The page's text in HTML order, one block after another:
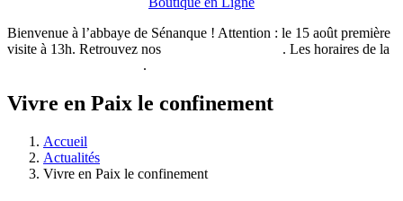
Bienvenue à l’abbaye de Sénanque ! Attention : le 15 août première
visite à 13h. Retrouvez nos
. Les horaires de la
.
Vivre en Paix le confinement
Accueil
Actualités
Vivre en Paix le confinement